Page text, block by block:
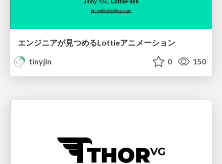
エンジニアが見つめるLottieアニメーション
tinyjin
0 150